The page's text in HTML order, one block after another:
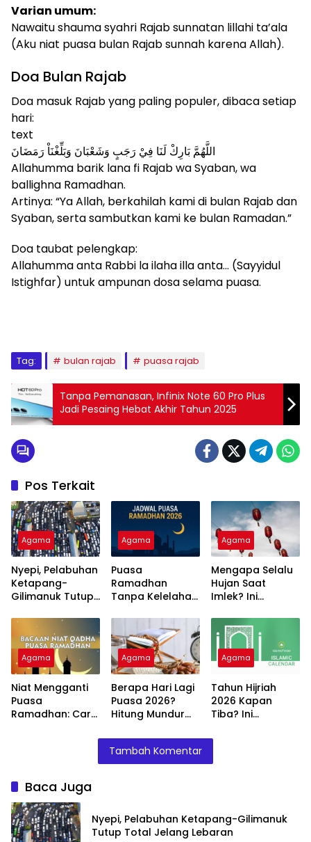
Varian umum:
Nawaitu shauma syahri Rajab sunnatan lillahi ta’ala
(Aku niat puasa bulan Rajab sunnah karena Allah).
Doa Bulan Rajab
Doa masuk Rajab yang paling populer, dibaca setiap
hari:
text
اللَّهُمَّ بَارِكْ لَنَا فِيْ رَجَبٍ وَشَعْبَانَ وَبَلِّغْنَاْ رَمَضَانَ
Allahumma barik lana fi Rajab wa Syaban, wa
ballighna Ramadhan.
Artinya: “Ya Allah, berkahilah kami di bulan Rajab dan
Syaban, serta sambutkan kami ke bulan Ramadan.”
Doa taubat pelengkap:
Allahumma anta Rabbi la ilaha illa anta… (Sayyidul
Istighfar) untuk ampunan dosa selama puasa.
Tag: bulan rajab puasa rajab
Tanpa Pemanasan, Infinix Note 60 Pro Plus
Jadi Pesaing Hebat Akhir Tahun 2025
Pos Terkait
Agama
Nyepi, Pelabuhan
Ketapang-
Gilimanuk Tutup
Lebaran
Agama
Puasa
Ramadhan
Tanpa Kelelahan,
Jaga Stamina
dan Imunitas
Agama
Mengapa Selalu
Hujan Saat
Imlek? Ini
dan Maknanya
Agama
Niat Mengganti
Puasa
Ramadhan: Cara
Agama
Berapa Hari Lagi
Puasa 2026?
Hitung Mundur
Tahun Ini
Agama
Tahun Hijriah
2026 Kapan
Tiba? Ini
Artinya bagi
Tambah Komentar
Baca Juga
Nyepi, Pelabuhan Ketapang-Gilimanuk
Tutup Total Jelang Lebaran